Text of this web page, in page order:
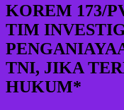
KOREM 173/
TIM
TNI, JIKA
HUKUM*